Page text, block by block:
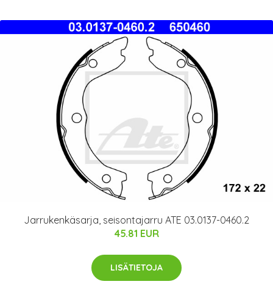
Jarrukenkäsarja, seisontajarru ATE 03.0137-0460.2
45.81 EUR
LISÄTIETOJA